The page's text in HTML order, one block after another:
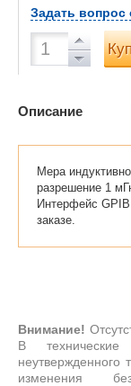
Задать вопрос
Описание
Мера
разрешение 1
Интерфейс
заказе.
Внимание!
В технические
неутвержденного
изменения